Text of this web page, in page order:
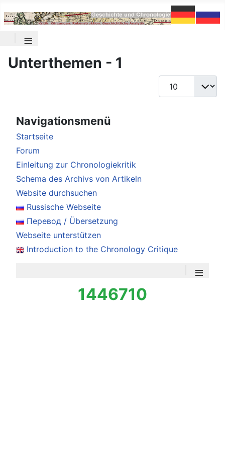
≡
Unterthemen - 1
Anzeige #
Navigationsmenü
Startseite
Forum
Einleitung zur Chronologiekritik
Schema des Archivs von Artikeln
Website durchsuchen
Russische Webseite
Перевод / Übersetzung
Webseite unterstützen
Introduction to the Chronology Critique
≡
1446710